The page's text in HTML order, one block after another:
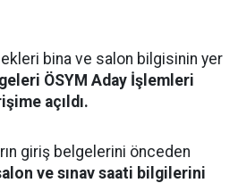
bina ve salon bilgisinin yer
ÖSYM Aday İşlemleri
açıldı.
giriş belgelerini önceden
ve sınav saati bilgilerini